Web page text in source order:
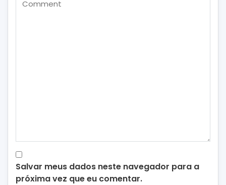
Salvar meus dados neste navegador para a
próxima vez que eu comentar.